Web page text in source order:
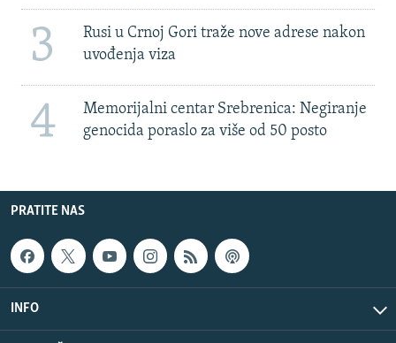
3
Rusi u Crnoj Gori traže nove adrese nakon
uvođenja viza
4
Memorijalni centar Srebrenica: Negiranje
genocida poraslo za više od 50 posto
PRATITE NAS
INFO